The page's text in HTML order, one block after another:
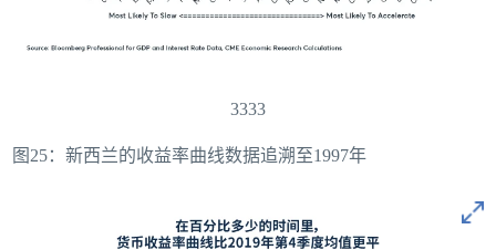
3333
图25：新西兰的收益率曲线数据追溯至1997年